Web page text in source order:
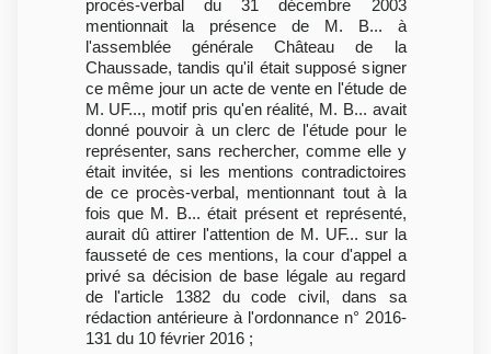
procès-verbal du 31 décembre 2003
mentionnait la présence de M. B... à
l'assemblée générale Château de la
Chaussade, tandis qu'il était supposé signer
ce même jour un acte de vente en l'étude de
M. UF..., motif pris qu'en réalité, M. B... avait
donné pouvoir à un clerc de l'étude pour le
représenter, sans rechercher, comme elle y
était invitée, si les mentions contradictoires
de ce procès-verbal, mentionnant tout à la
fois que M. B... était présent et représenté,
aurait dû attirer l'attention de M. UF... sur la
fausseté de ces mentions, la cour d'appel a
privé sa décision de base légale au regard
de l'article 1382 du code civil, dans sa
rédaction antérieure à l'ordonnance n° 2016-
131 du 10 février 2016 ;